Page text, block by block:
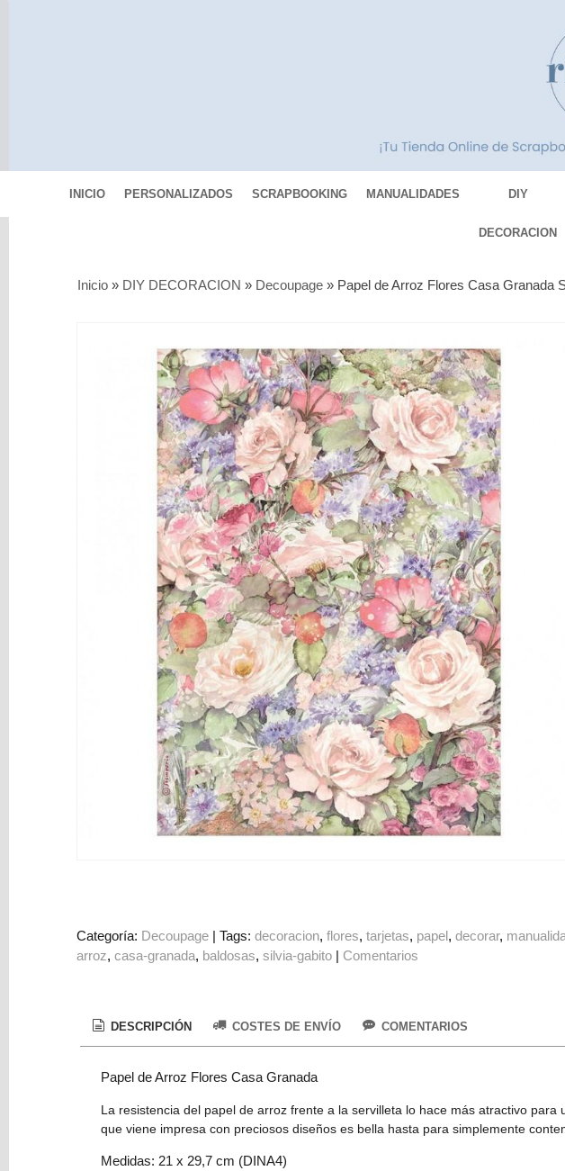
INICIO PERSONALIZADOS SCRAPBOOKING MANUALIDADES DIY
DECORACION
PERSONALIZADOS
Inicio » DIY DECORACION » Decoupage » Papel de Arroz Flores Casa Granada
Categoría: Decoupage |Tags:decoracion flores tarjetas papel decorar
arroz casa-granada baldosas silvia-gabito | Comentarios
DESCRIPCIÓN COSTES DE ENVÍO COMENTARIOS
Papel de Arroz Flores Casa Granada
La resistencia del papel de arroz frente a la servilleta lo hace más atractivo
que viene impresa con preciosos diseños es bella hasta para simplemente
Medidas: 21 x 29,7 cm (DINA4)